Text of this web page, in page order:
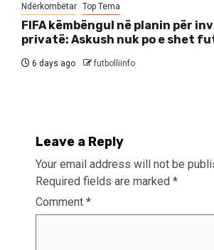
Ndërkombëtar Top Tema
FIFA këmbëngul në planin për
privatë: Askush nuk po e shet
6 days ago futbolliinfo
Leave a Reply
Your email address will not be
Required fields are marked *
Comment *